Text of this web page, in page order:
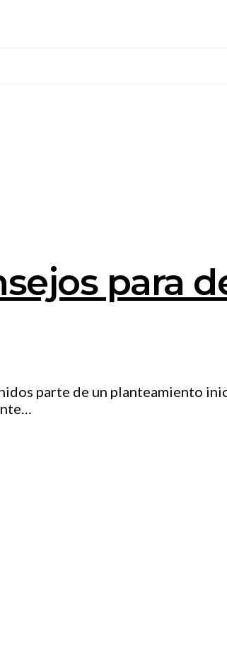
para
parte de un planteamiento